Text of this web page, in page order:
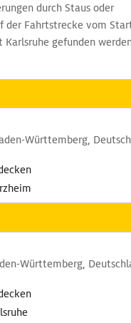
durch Staus oder
der Fahrtstrecke vom
gefunden
Württemberg,
Württemberg,